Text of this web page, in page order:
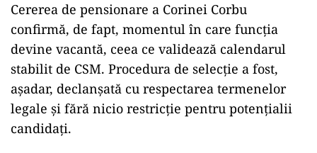
Cererea de pensionare a Corinei Corbu
confirmă, de fapt, momentul în care funcția
devine vacantă, ceea ce validează calendarul
stabilit de CSM. Procedura de selecție a fost,
așadar, declanșată cu respectarea termenelor
legale și fără nicio restricție pentru potențialii
candidați.